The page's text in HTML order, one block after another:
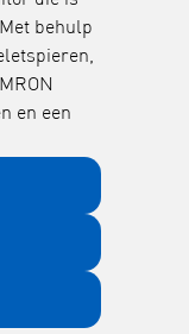
behulp
en een